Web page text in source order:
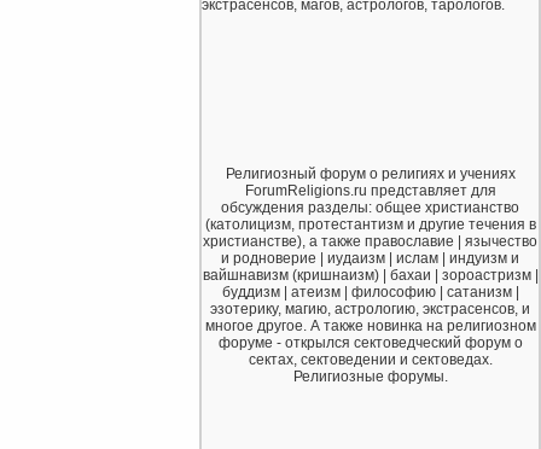
экстрасенсов, магов, астрологов, тарологов.
Религиозный форум о религиях и учениях
ForumReligions.ru представляет для
обсуждения разделы: общее христианство
(католицизм, протестантизм и другие течения в
христианстве), а также православие | язычество
и родноверие | иудаизм | ислам | индуизм и
вайшнавизм (кришнаизм) | бахаи | зороастризм |
буддизм | атеизм | философию | сатанизм |
эзотерику, магию, астрологию, экстрасенсов, и
многое другое. А также новинка на религиозном
форуме - открылся сектоведческий форум о
сектах, сектоведении и сектоведах.
Религиозные форумы.